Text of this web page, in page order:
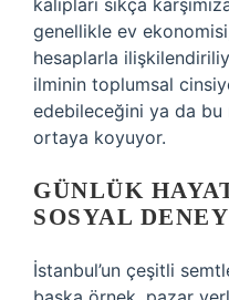
kalıpları sıkça
genellikle ev
hesaplarla
ilminin toplumsal
edebileceğini ya da
ortaya koyuyor.
GÜNLÜK
SOSYAL
İstanbul’un çeşitli